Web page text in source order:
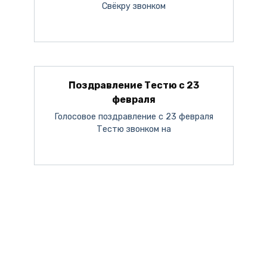
Свёкру звонком
Поздравление Тестю с 23
февраля
Голосовое поздравление с 23 февраля
Тестю звонком на